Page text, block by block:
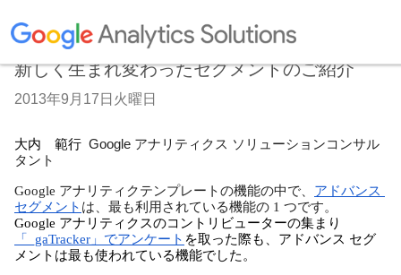
新しく生まれ変わったセグメントのご紹介
2013年9月17日火曜日
大内　範行 Google アナリティクス ソリューションコンサル
タント
Google アナリティクテンプレートの機能の中で、 アドバンス
セグメント は、最も利用されている機能の 1 つです。
Google アナリティクスのコントリビューターの集まり
「_gaTracker」でアンケート を取った際も、アドバンス セグ
メントは最も使われている機能でした。